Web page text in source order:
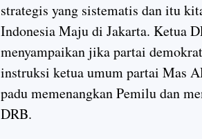
strategis yang sistematis dan itu
Indonesia Maju di Jakarta. Ketua
menyampaikan jika partai
instruksi ketua umum partai Mas
padu memenangkan Pemilu dan
DRB.